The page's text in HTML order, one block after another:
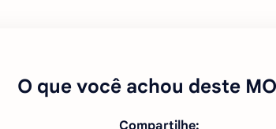
O que você achou deste
Compartilhe: